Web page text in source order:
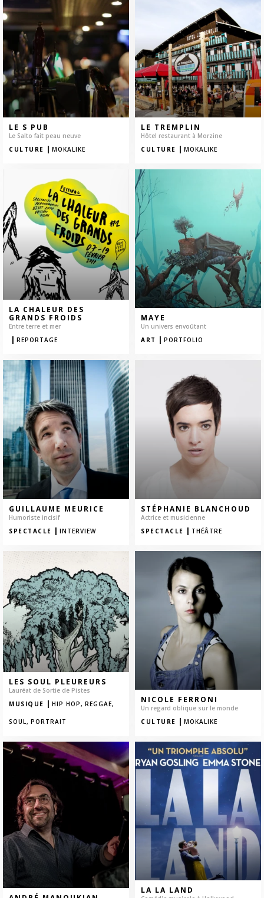
LE S PUB
Le Salto fait peau neuve
CULTURE | MOKALIKE
LE TREMPLIN
Hôtel restaurant à Morzine
CULTURE | MOKALIKE
LA CHALEUR DES
GRANDS FROIDS
Entre terre et mer
| REPORTAGE
MAYE
Un univers envoûtant
ART
| PORTFOLIO
GUILLAUME MEURICE
Humoriste incisif
SPECTACLE | INTERVIEW
STÉPHANIE BLANCHOUD
Actrice et musicienne
SPECTACLE | THÉÂTRE
LES SOUL PLEUREURS
Lauréat de Sortie de Pistes
MUSIQUE | HIP HOP, REGGAE,
SOUL, PORTRAIT
NICOLE FERRONI
Un regard oblique sur le monde
CULTURE | MOKALIKE
LA LA LAND